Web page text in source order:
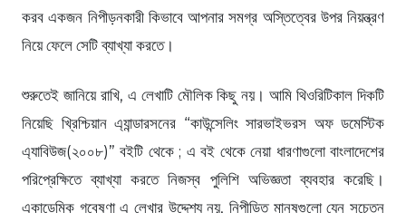
করব একজন নিপীড়নকারী কিভাবে আপনার সমগ্র অস্তিত্বের উপর নিয়ন্ত্রণ
নিয়ে ফেলে সেটি ব্যাখ্যা করতে।
শুরুতেই জানিয়ে রাখি, এ লেখাটি মৌলিক কিছু নয়। আমি থিওরিটিকাল দিকটি
নিয়েছি খ্রিশ্চিয়ান এ্যান্ডারসনের “কাউন্সেলিং সারভাইভরস অফ ডমেস্টিক
এ্যাবিউজ(২০০৮)” বইটি থেকে ; এ বই থেকে নেয়া ধারণাগুলো বাংলাদেশের
পরিপ্রেক্ষিতে ব্যাখ্যা করতে নিজস্ব পুলিশি অভিজ্ঞতা ব্যবহার করেছি।
একাডেমিক গবেষণা এ লেখার উদ্দেশ্য নয়, নিপীড়িত মানুষগুলো যেন সচেতন